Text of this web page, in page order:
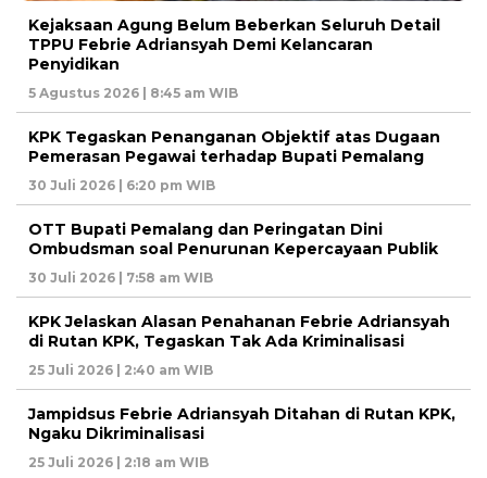
Kejaksaan Agung Belum Beberkan Seluruh Detail
TPPU Febrie Adriansyah Demi Kelancaran
Penyidikan
5 Agustus 2026 | 8:45 am WIB
KPK Tegaskan Penanganan Objektif atas Dugaan
Pemerasan Pegawai terhadap Bupati Pemalang
30 Juli 2026 | 6:20 pm WIB
OTT Bupati Pemalang dan Peringatan Dini
Ombudsman soal Penurunan Kepercayaan Publik
30 Juli 2026 | 7:58 am WIB
KPK Jelaskan Alasan Penahanan Febrie Adriansyah
di Rutan KPK, Tegaskan Tak Ada Kriminalisasi
25 Juli 2026 | 2:40 am WIB
Jampidsus Febrie Adriansyah Ditahan di Rutan KPK,
Ngaku Dikriminalisasi
25 Juli 2026 | 2:18 am WIB